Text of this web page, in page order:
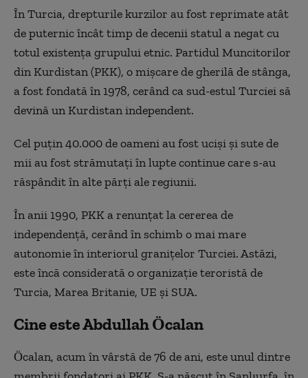
În Turcia, drepturile kurzilor au fost reprimate atât
de puternic încât timp de decenii statul a negat cu
totul existența grupului etnic. Partidul Muncitorilor
din Kurdistan (PKK), o mișcare de gherilă de stânga,
a fost fondată în 1978, cerând ca sud-estul Turciei să
devină un Kurdistan independent.
Cel puțin 40.000 de oameni au fost uciși și sute de
mii au fost strămutați înlupte continue care s-au
răspândit în alte părți ale regiunii.
În anii 1990, PKK a renunțat la cererea de
independență, cerând în schimb o mai mare
autonomie în interiorul granițelor Turciei. Astăzi,
este încă considerată o organizație teroristă de
Turcia, Marea Britanie, UE și SUA.
Cine este Abdullah Öcalan
Öcalan, acum în vârstă de 76 de ani, este unul dintre